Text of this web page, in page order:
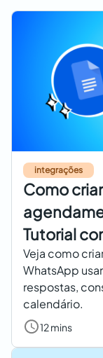
integrações
Como
Tutorial
Veja como
WhatsApp
respostas,
calendário.
12 mins